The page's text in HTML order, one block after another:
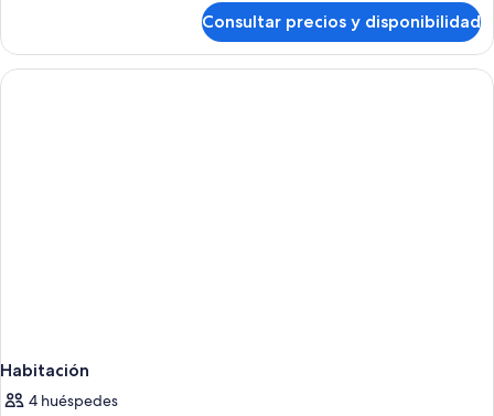
Consultar precios y disponibilidad
Habitación
4 huéspedes